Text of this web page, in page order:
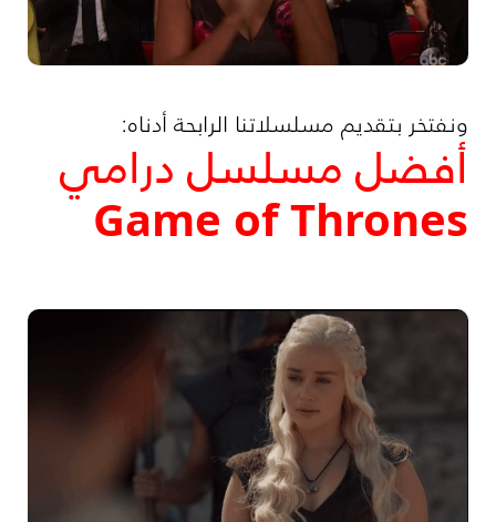
ونفتخر بتقديم مسلسلاتنا الرابحة أدناه:
أفضل مسلسل درامي
Game of Thrones